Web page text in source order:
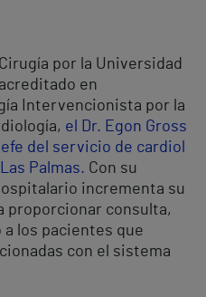
por la Universidad
en
Intervencionista por la
el Dr. Egon Gross
del servicio de cardiol
Palmas. Con su
incrementa su
proporcionar consulta,
los pacientes que
con el sistema